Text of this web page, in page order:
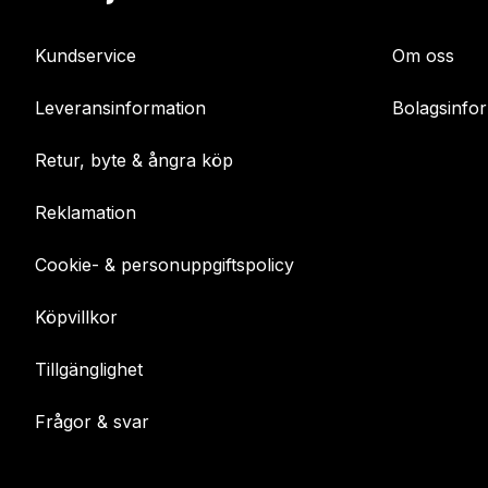
Kundservice
Leveransinformation
Retur, byte & ångra köp
Reklamation
Cookie- & personuppgiftspolicy
Köpvillkor
Tillgänglighet
Frågor & svar
Om oss